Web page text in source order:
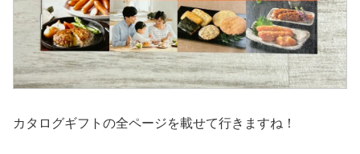
カタログギフトの全ページを載せて行きますね！